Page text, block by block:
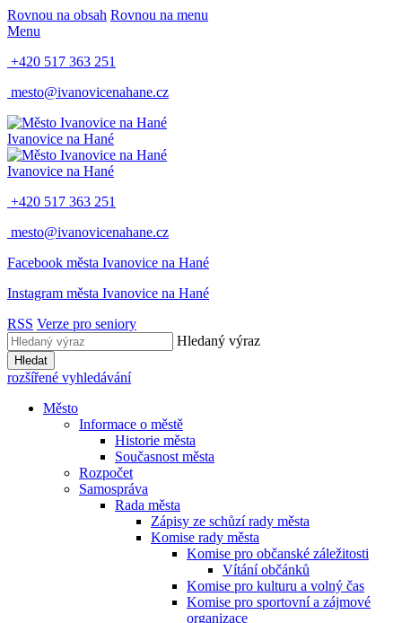
Rovnou na obsah Rovnou na menu
Menu
+420 517 363 251
mesto@ivanovicenahane.cz
Ivanovice na Hané
Ivanovice na Hané
+420 517 363 251
mesto@ivanovicenahane.cz
Facebook města Ivanovice na Hané
Instagram města Ivanovice na Hané
RSS Verze pro seniory
Hledaný výraz
Hledat
rozšířené vyhledávání
Město
Informace o městě
Historie města
Současnost města
Rozpočet
Samospráva
Rada města
Zápisy ze schůzí rady města
Komise rady města
Komise pro občanské záležitosti
Vítání občánků
Komise pro kulturu a volný čas
Komise pro sportovní a zájmové
organizace